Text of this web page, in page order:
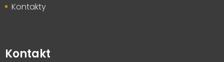
Kontakty
Kontakt